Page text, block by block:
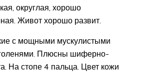
округлая, хорошо
Живот хорошо развит.
с мощными мускулистыми
Плюсны шиферно-
На стопе 4 пальца. Цвет кожи